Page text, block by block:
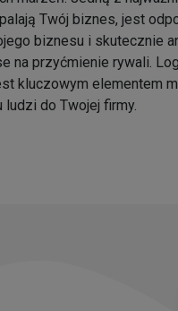
Twój biznes, jest
biznesu i skutecznie
na przyćmienie rywali.
kluczowym elementem
do Twojej firmy.